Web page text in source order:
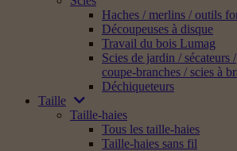
Haches / merlins / outils
Découpeuses à disque
Travail du bois Lumag
Scies de jardin / sécateurs /
coupe-branches / scies à
Déchiqueteurs
Taille
Taille-haies
Tous les taille-haies
Taille-haies sans fil